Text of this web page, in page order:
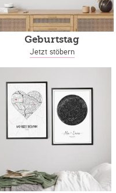
Geburtstag
Jetzt stöbern